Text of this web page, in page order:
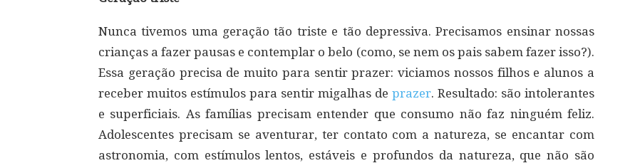
Nunca tivemos uma geração tão triste e tão depressiva. Precisamos ensinar nossas
crianças a fazer pausas e contemplar o belo (como, se nem os pais sabem fazer isso?).
Essa geração precisa de muito para sentir prazer: viciamos nossos filhos e alunos a
receber muitos estímulos para sentir migalhas de prazer. Resultado: são intolerantes
e superficiais. As famílias precisam entender que consumo não faz ninguém feliz.
Adolescentes precisam se aventurar, ter contato com a natureza, se encantar com
astronomia, com estímulos lentos, estáveis e profundos da natureza, que não são